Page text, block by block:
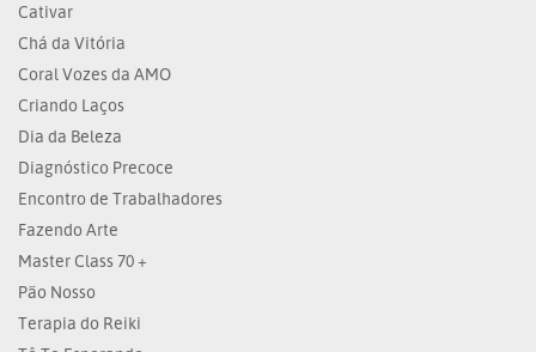
Cativar
Chá da Vitória
Coral Vozes da AMO
Criando Laços
Dia da Beleza
Diagnóstico Precoce
Encontro de Trabalhadores
Fazendo Arte
Master Class 70 +
Pão Nosso
Terapia do Reiki